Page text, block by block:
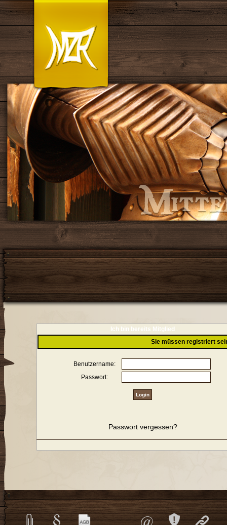
Ich bin bereits Mitglied
Sie müssen registriert
Benutzername:
Passwort:
Passwort vergessen?